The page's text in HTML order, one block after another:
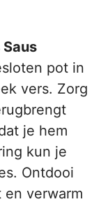
pot in
vers. Zorg
je hem
kun je
Ontdooi
en verwarm